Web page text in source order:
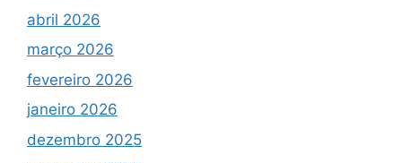
abril 2026
março 2026
fevereiro 2026
janeiro 2026
dezembro 2025